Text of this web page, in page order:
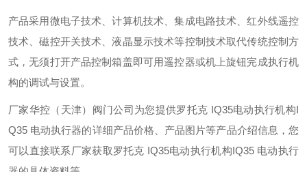
产品采用微电子技术、计算机技术、集成电路技术、红外线遥控
技术、磁控开关技术、液晶显示技术等控制技术取代传统控制方
式，无须打开产品控制箱盖即可用遥控器或机上旋钮完成执行机
构的调试与设置。
厂家华控（天津）阀门公司为您提供罗托克 IQ35电动执行机构I
Q35 电动执行器的详细产品价格、产品图片等产品介绍信息，您
可以直接联系厂家获取罗托克 IQ35电动执行机构IQ35 电动执行